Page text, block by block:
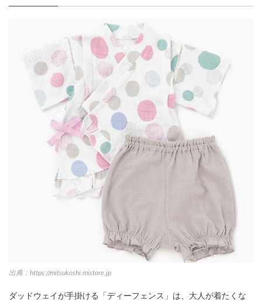
出典：https://mitsukoshi.mistore.jp
ダッドウェイが手掛ける「ディーフェンス」は、大人が着たくな